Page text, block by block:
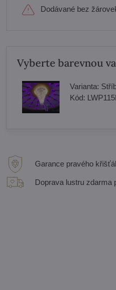
Dodávané bez
Vyberte barevnou
Varianta:
Kód:
Garance pravého
Doprava lustru zdarma